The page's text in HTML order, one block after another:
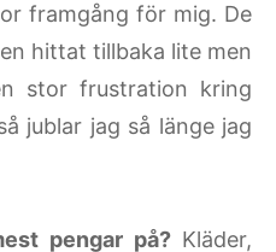
framgång för mig. De
hittat tillbaka lite men
stor frustration kring
jublar jag så länge jag
pengar på? Kläder,